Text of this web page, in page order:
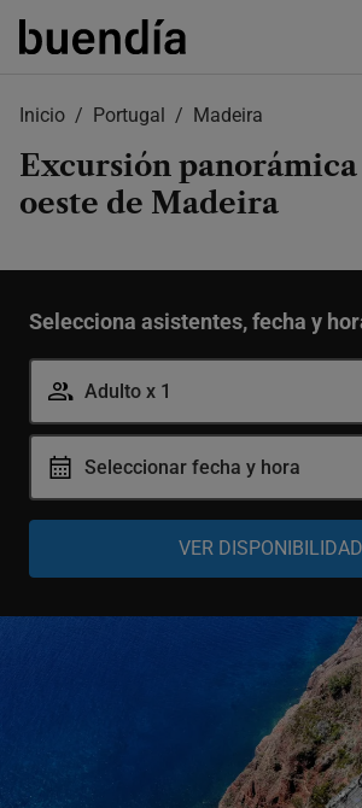
Skip
Inicio Portugal Madeira
Excursión
oeste de Madeira
Selecciona asistentes, fecha y
Adulto x 1
0-2 años
Seleccionar fecha y hora